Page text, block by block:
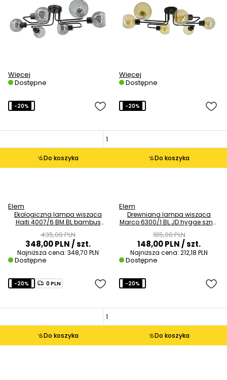
Więcej
Dostępne
Więcej
Dostępne
Do koszyka
-20%
Elem
Ekologiczna lampa wisząca
Haiti 4007/6 BM BL bambus
435,00 PLN
348,00 PLN/ szt.
Najniższa cena: 348,70 PLN
Dostępne
Do koszyka
-20%
Elem
Drewniana lampa wisząca
Marco 6300/1 BL JD hygge sznur
185,00 PLN
148,00 PLN/ szt.
Najniższa cena: 212,18 PLN
Dostępne
Do koszyka
-20% 0 PLN
Do koszyka
-20%